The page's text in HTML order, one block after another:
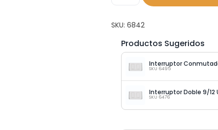
SKU:6842
Productos Sugeridos
SKU 6495
Interruptor Doble 9/
SKU 6476